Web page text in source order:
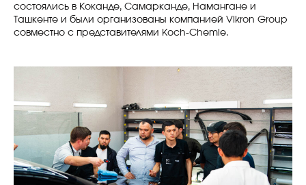
состоялись в Коканде, Самарканде, Намангане и
Ташкенте и были организованы компанией Vikron Group
совместно с представителями Koch-Chemie.